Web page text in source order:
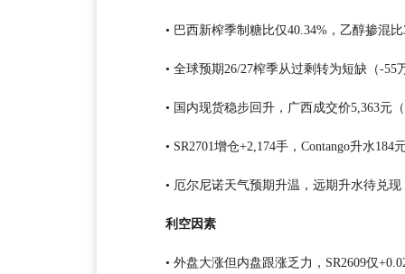
• 巴西新榨季制糖比仅40.34%，乙醇掺混
• 全球预期26/27榨季从过剩转为短缺（-55
• 国内现货稳步回升，广西成交价5,363元
• SR2701增仓+2,174手，Contango升水184
• 厄尔尼诺天气预期升温，远期升水待兑现
利空因素
• 外盘大涨但内盘跟涨乏力，SR2609仅